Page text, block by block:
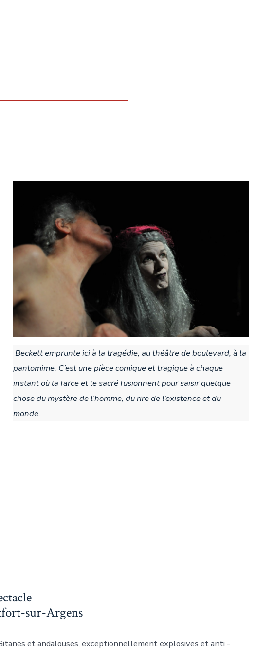
Beckett emprunte ici à la tragédie, au théâtre de boulevard, à la
pantomime. C’est une pièce comique et tragique à chaque
instant où la farce et le sacré fusionnent pour saisir quelque
chose du mystère de l’homme, du rire de l’existence et du
monde.
sur-Argens
et andalouses, exceptionnellement explosives et anti -